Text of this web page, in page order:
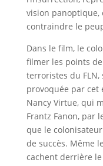
vision panoptique,
contraindre le
Dans le film, le
filmer les points
terroristes du FLN,
provoquée par cet
Nancy Virtue, qui
Frantz Fanon, par
que le
de succès. Même
cachent derrière